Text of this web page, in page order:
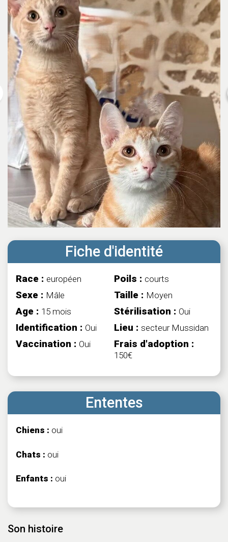
Fiche d'identité
Race : européen
Sexe : Mâle
Age : 15 mois
Identification : Oui
Vaccination : Oui
Poils : courts
Taille : Moyen
Stérilisation : Oui
Lieu : secteur Mussidan
Frais d'adoption :
150€
Ententes
Chiens : oui
Chats : oui
Enfants : oui
Son histoire